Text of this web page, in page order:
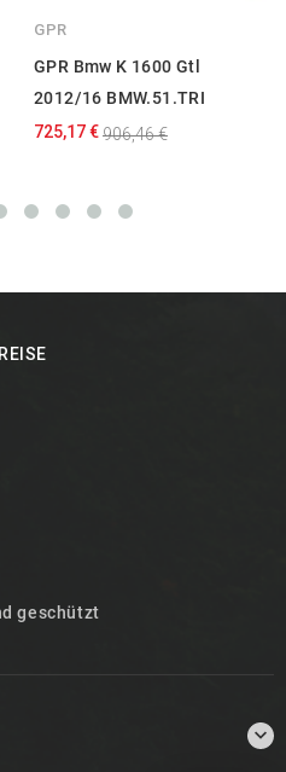
GPR
GPR Bmw K 1600 Gtl
2012/16 BMW.51.TRI
725,17 €906,46 €
geschützt
